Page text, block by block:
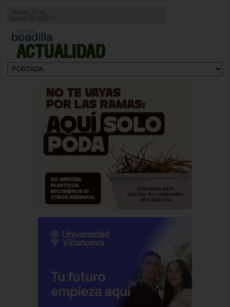
ACTUALIDAD
agosto de 2026